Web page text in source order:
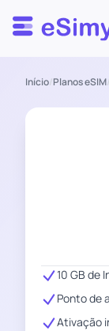
Esimy
Início/Planos eSIM/
10 GB de
Ponto de
Ativação